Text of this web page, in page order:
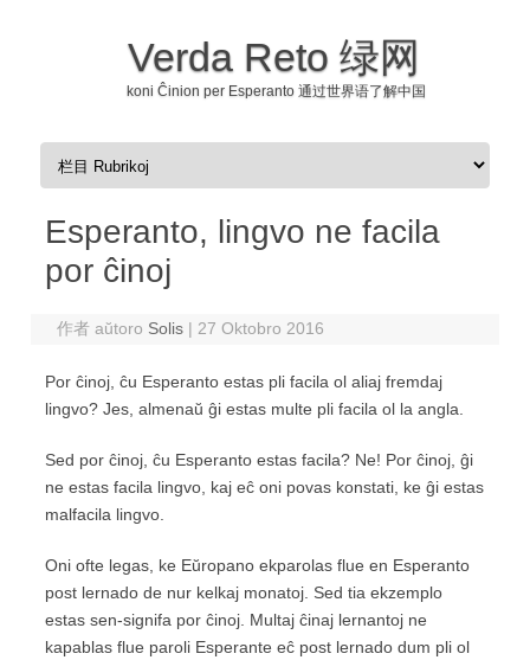
Verda Reto 绿网
koni Ĉinion per Esperanto 通过世界语了解中国
Skip to content
Esperanto, lingvo ne facila
por ĉinoj
作者 aŭtoro Solis | 27 Oktobro 2016
Por ĉinoj, ĉu Esperanto estas pli facila ol aliaj fremdaj
lingvo? Jes, almenaŭ ĝi estas multe pli facila ol la angla.
Sed por ĉinoj, ĉu Esperanto estas facila? Ne! Por ĉinoj, ĝi
ne estas facila lingvo, kaj eĉ oni povas konstati, ke ĝi estas
malfacila lingvo.
Oni ofte legas, ke Eŭropano ekparolas flue en Esperanto
post lernado de nur kelkaj monatoj. Sed tia ekzemplo
estas sen-signifa por ĉinoj. Multaj ĉinaj lernantoj ne
kapablas flue paroli Esperante eĉ post lernado dum pli ol